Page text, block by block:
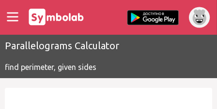
Parallelograms Calculator
find perimeter, given sides